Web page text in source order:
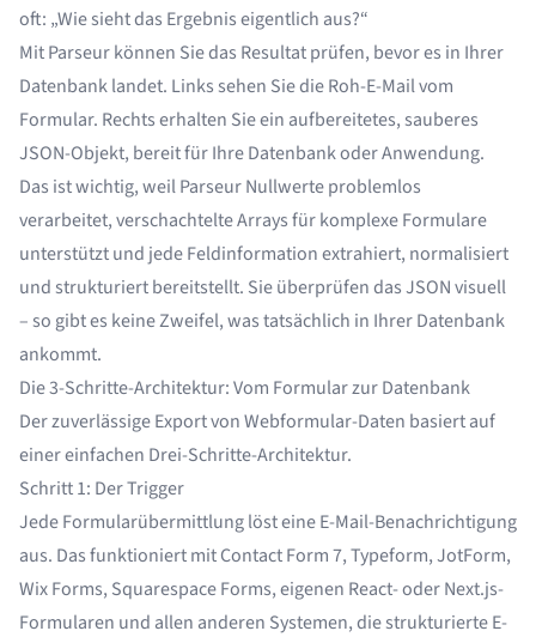
oft: „Wie sieht das Ergebnis eigentlich aus?“
Mit Parseur können Sie das Resultat prüfen, bevor es in Ihrer
Datenbank landet. Links sehen Sie die Roh-E-Mail vom
Formular. Rechts erhalten Sie ein aufbereitetes, sauberes
JSON-Objekt, bereit für Ihre Datenbank oder Anwendung.
Das ist wichtig, weil Parseur Nullwerte problemlos
verarbeitet, verschachtelte Arrays für komplexe Formulare
unterstützt und jede Feldinformation extrahiert, normalisiert
und strukturiert bereitstellt. Sie überprüfen das JSON visuell
– so gibt es keine Zweifel, was tatsächlich in Ihrer Datenbank
ankommt.
Die 3-Schritte-Architektur: Vom Formular zur Datenbank
Der zuverlässige Export von Webformular-Daten basiert auf
einer einfachen Drei-Schritte-Architektur.
Schritt 1: Der Trigger
Jede Formularübermittlung löst eine E-Mail-Benachrichtigung
aus. Das funktioniert mit Contact Form 7, Typeform, JotForm,
Wix Forms, Squarespace Forms, eigenen React- oder Next.js-
Formularen und allen anderen Systemen, die strukturierte E-